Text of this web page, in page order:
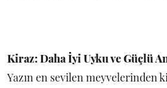
Kiraz: Daha İyi Uyku ve Güçlü
Yazın en sevilen meyvelerinden